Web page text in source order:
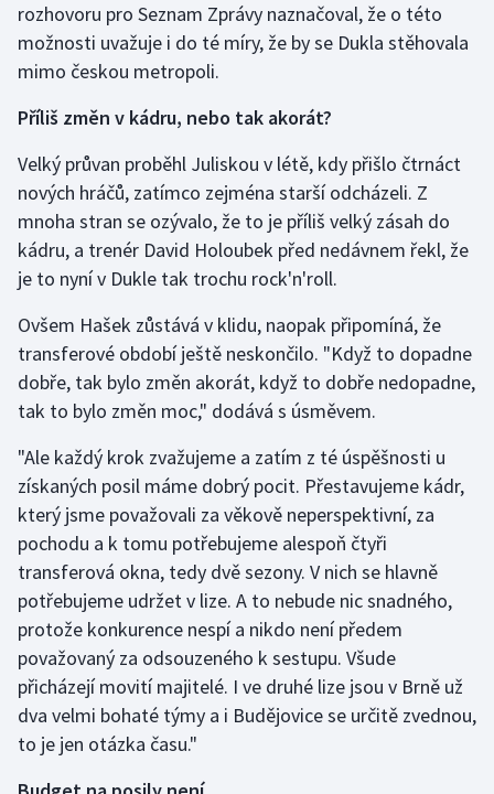
Volejbal
rozhovoru pro Seznam Zprávy naznačoval, že o této
možnosti uvažuje i do té míry, že by se Dukla stěhovala
mimo českou metropoli.
Příliš změn v kádru, nebo tak akorát?
Velký průvan proběhl Juliskou v létě, kdy přišlo čtrnáct
nových hráčů, zatímco zejména starší odcházeli. Z
mnoha stran se ozývalo, že to je příliš velký zásah do
kádru, a trenér David Holoubek před nedávnem řekl, že
je to nyní v Dukle tak trochu rock'n'roll.
Ovšem Hašek zůstává v klidu, naopak připomíná, že
transferové období ještě neskončilo. "Když to dopadne
dobře, tak bylo změn akorát, když to dobře nedopadne,
tak to bylo změn moc," dodává s úsměvem.
"Ale každý krok zvažujeme a zatím z té úspěšnosti u
získaných posil máme dobrý pocit. Přestavujeme kádr,
který jsme považovali za věkově neperspektivní, za
pochodu a k tomu potřebujeme alespoň čtyři
transferová okna, tedy dvě sezony. V nich se hlavně
potřebujeme udržet v lize. A to nebude nic snadného,
protože konkurence nespí a nikdo není předem
považovaný za odsouzeného k sestupu. Všude
přicházejí movití majitelé. I ve druhé lize jsou v Brně už
dva velmi bohaté týmy a i Budějovice se určitě zvednou,
to je jen otázka času."